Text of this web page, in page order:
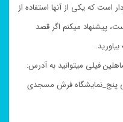
که یکی از آنها استفاده از
پیشنهاد میکنم اگر قصد
پنج_نمایشگاه فرش مسجدی